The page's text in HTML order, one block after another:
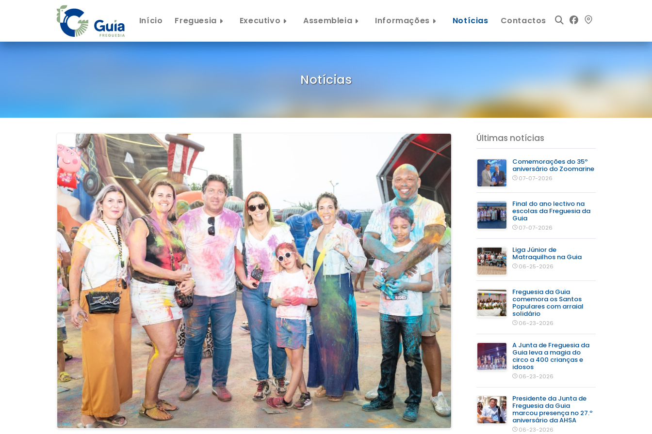
Início Freguesia Executivo Assembleia Informações Notícias Contactos
Notícias
Últimas notícias
Comemorações do 35º
aniversário do Zoomarine
07-07-2026
Final do ano lectivo na
escolas da Freguesia da
Guia
07-07-2026
Liga Júnior de
Matraquilhos na Guia
06-25-2026
Freguesia da Guia
comemora os Santos
Populares com arraial
solidário
06-23-2026
A Junta de Freguesia da
Guia leva a magia do
circo a 400 crianças e
idosos
06-23-2026
Presidente da Junta de
Freguesia da Guia
marcou presença no 27.º
aniversário da AHSA
06-23-2026